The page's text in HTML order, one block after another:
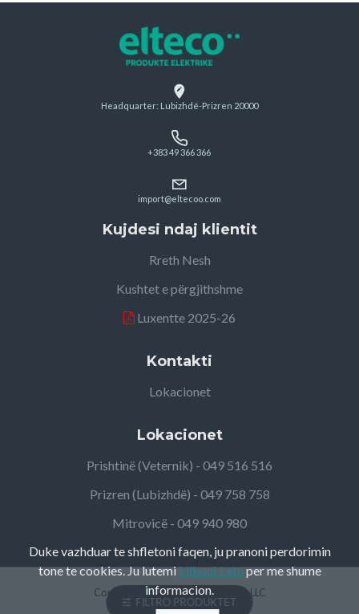
Headquarter: Lubizhdë-Prizren 20000
+383 49 366 366
import@eltecoo.com
Kujdesi ndaj klientit
Rreth Nesh
Kushtet e përgjithshme
Luxentte 2025-26
Kontakti
Lokacionet
Lokacionet
Prishtinë (Veternik) - 049 516 516
Prizren (Lubizhdë) - 049 758 758
Mitrovicë - 049 940 980
Copyright ©2026, Elteco Group LLC
Solution by
Duke vazhduar te shfletoni faqen, ju pranoni perdorimin
tone te cookies. Ju lutemiklikoni ketuper me shume
informacion.
FILTRO PRODUKTET